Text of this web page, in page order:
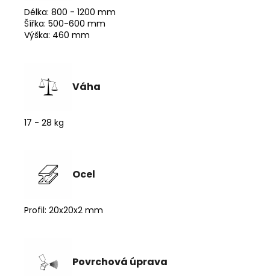
Délka: 800 - 1200 mm
Šířka: 500-600 mm
Výška: 460 mm
Váha
17 - 28 kg
Ocel
Profil: 20x20x2 mm
Povrchová úprava